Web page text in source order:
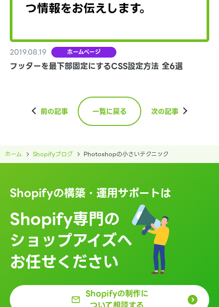
2019.08.19 ホームページ
フッターを最下部固定にするCSS設定方法 全6選
前の記事 一覧に戻る 次の記事
ホーム Shopifyブログ Photoshopの小さいテクニック
Shopifyの構築・運用サポートは
Shopify専門の
ショップアイズへ
お任せください
Shopifyの制作に